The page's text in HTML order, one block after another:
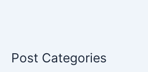
Post Categories